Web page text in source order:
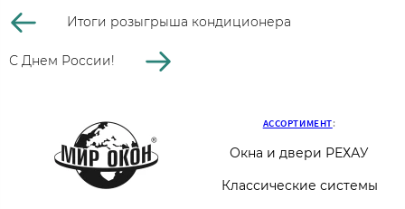
Итоги розыгрыша кондиционера
С Днем России!
АССОРТИМЕНТ:
Окна и двери РЕХАУ
Классические системы